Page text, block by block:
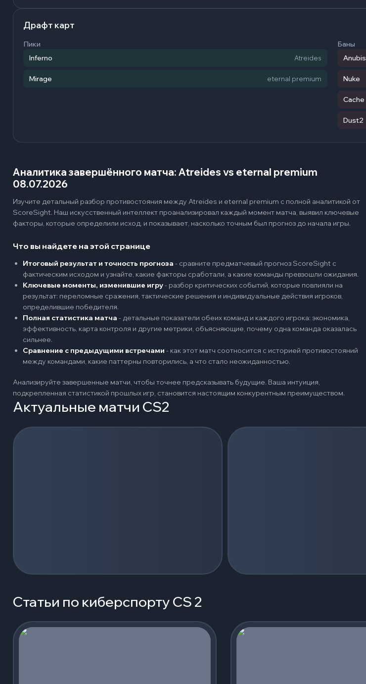
Драфт карт
Пики
Inferno
Atreides
Mirage eternal premium
Баны
Anubis
Nuke
Cache
Dust2
Аналитика завершённого матча: Atreides vs eternal premium
08.07.2026
Изучите детальный разбор противостояния между Atreides и eternal premium с полной аналитикой от
ScoreSight. Наш искусственный интеллект проанализировал каждый момент матча, выявил ключевые
факторы, которые определили исход, и показывает, насколько точным был прогноз до начала игры.
Что вы найдете на этой странице
Итоговый результат и точность прогноза - сравните предматчевый прогноз ScoreSight с
фактическим исходом и узнайте, какие факторы сработали, а какие команды превзошли ожидания.
Ключевые моменты, изменившие игру- разбор критических событий, которые повлияли на
результат: переломные сражения, тактические решения и индивидуальные действия игроков,
определившие победителя.
Полная статистика матча - детальные показатели обеих команд и каждого игрока: экономика,
эффективность, карта контроля и другие метрики, объясняющие, почему одна команда оказалась
сильнее.
Сравнение с предыдущими встречами - как этот матч соотносится с историей противостояний
между командами, какие паттерны повторились, а что стало неожиданностью.
Анализируйте завершенные матчи, чтобы точнее предсказывать будущие. Ваша интуиция,
подкрепленная статистикой прошлых игр, становится настоящим конкурентным преимуществом.
Актуальные матчи CS2
Загрузка событий...
Статьи по киберспорту CS 2